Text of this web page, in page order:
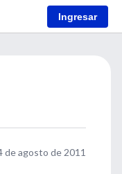
Ingresar
de agosto de 2011